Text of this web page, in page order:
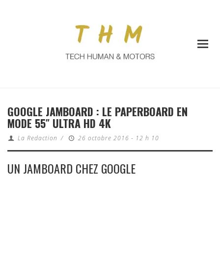
GOOGLE JAMBOARD : LE PAPERBOARD EN
MODE 55″ ULTRA HD 4K
La Redaction / 26 octobre 2016 - 12 h 10
UN JAMBOARD CHEZ GOOGLE